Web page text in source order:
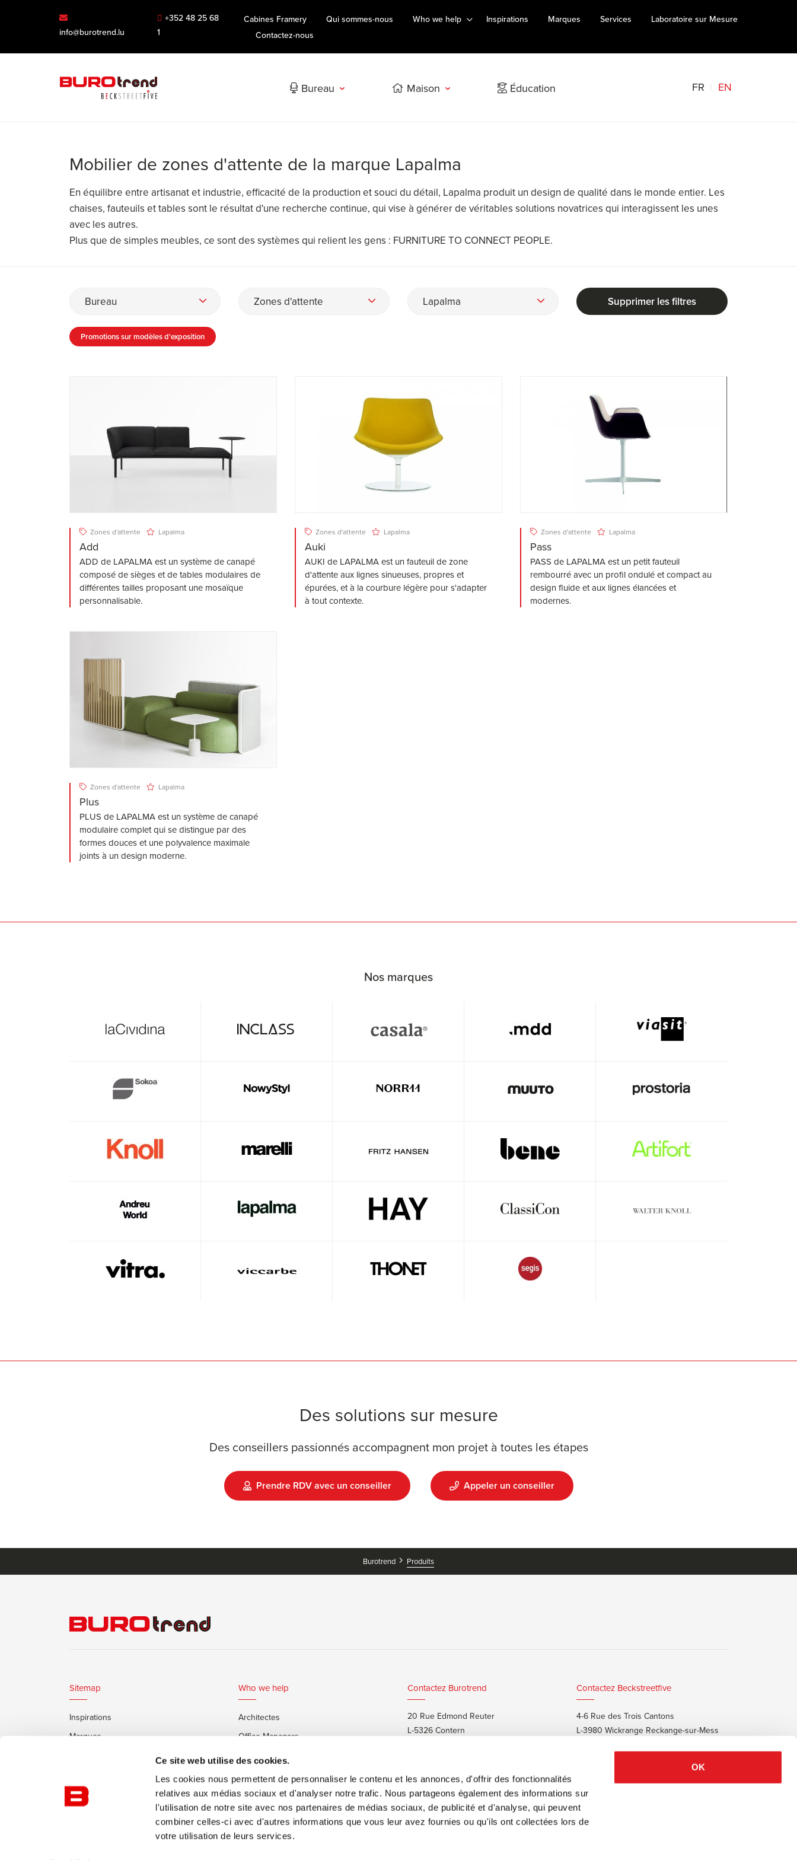
Ce site web utilise des cookies.
Les cookies nous permettent de personnaliser le contenu et les annonces, d'offrir des fonctionnalités
relatives aux médias sociaux et d'analyser notre trafic. Nous partageons également des informations sur
l'utilisation de notre site avec nos partenaires de médias sociaux, de publicité et d'analyse, qui peuvent
combiner celles-ci avec d'autres informations que vous leur avez fournies ou qu'ils ont collectées lors de
votre utilisation de leurs services.
OK
info@burotrend.lu
+352 48 25 68
1
Cabines Framery Qui sommes-nous Who we help Inspirations Marques Services
Laboratoire sur Mesure
Contactez-nous
Bureau Maison Éducation FR EN
Mobilier de zones d'attente de la marque Lapalma
En équilibre entre artisanat et industrie, efficacité de la production et souci du détail, Lapalma produit un design de qualité dans le monde entier. Les
chaises, fauteuils et tables sont le résultat d'une recherche continue, qui vise à générer de véritables solutions novatrices qui interagissent les unes
avec les autres.
Plus que de simples meubles, ce sont des systèmes qui relient les gens : FURNITURE TO CONNECT PEOPLE.
Bureau Zones d'attente Lapalma
Promotions sur modèles d'exposition
Supprimer les filtres
Zones d'attente Lapalma
Add
ADD de LAPALMA est un système de canapé
composé de sièges et de tables modulaires de
différentes tailles proposant une mosaïque
personnalisable.
Zones d'attente Lapalma
Auki
AUKI de LAPALMA est un fauteuil de zone
d'attente aux lignes sinueuses, propres et
épurées, et à la courbure légère pour s'adapter
à tout contexte.
Zones d'attente Lapalma
Pass
PASS de LAPALMA est un petit fauteuil
rembourré avec un profil ondulé et compact au
design fluide et aux lignes élancées et
modernes.
Zones d'attente Lapalma
Plus
PLUS de LAPALMA est un système de canapé
modulaire complet qui se distingue par des
formes douces et une polyvalence maximale
joints à un design moderne.
Nos marques
Des solutions sur mesure
Des conseillers passionnés accompagnent mon projet à toutes les étapes
Prendre RDV avec un conseiller Appeler un conseiller
Burotrend Produits
Sitemap
Inspirations
Marques
Cabines Insonorisées Framery
Who we help
Architectes
Office Managers
Clients privés
Contactez Burotrend
20 Rue Edmond Reuter
L-5326 Contern
Contactez Beckstreetfive
4-6 Rue des Trois Cantons
L-3980 Wickrange Reckange-sur-Mess
+352 48 25 68 55
Politique de confidentialité Conditions de vente